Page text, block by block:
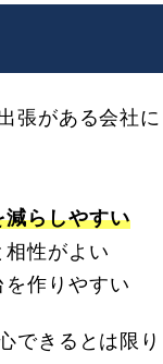
張がある会社
減らしやすい
性がよい
作りやすい
できるとは限